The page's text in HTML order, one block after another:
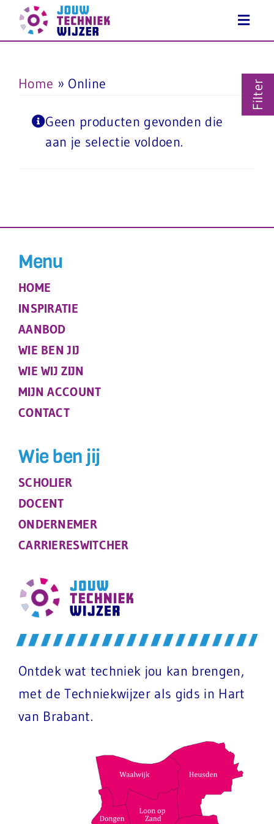
naar
Home » Online
Geen producten gevonden die
aan je selectie voldoen.
Menu
HOME
INSPIRATIE
AANBOD
WIE BEN JIJ
WIE WIJ ZIJN
MIJN ACCOUNT
CONTACT
Wie ben jij
SCHOLIER
DOCENT
ONDERNEMER
CARRIERESWITCHER
Ontdek wat techniek jou kan brengen,
met de Techniekwijzer als gids in Hart
van Brabant.
Filter